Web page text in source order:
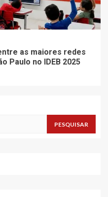
as maiores redes
Paulo no IDEB 2025
PESQUISAR